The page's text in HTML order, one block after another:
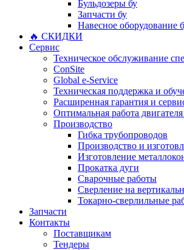
Бульдозеры бу
Запчасти бу
Навесное оборудование
🔥 СКИДКИ
Сервис
Техническое обслуживание
ConSite
Global e-Service
Техническая поддержка и
Расширенная гарантия и
Оптимальная работа
Производство
Гибка трубопроводов
Производство и
Изготовление
Прокатка дуги
Сварочные работы
Сверление на
Токарно-сверлильные
Запчасти
Контакты
Поставщикам
Тендеры